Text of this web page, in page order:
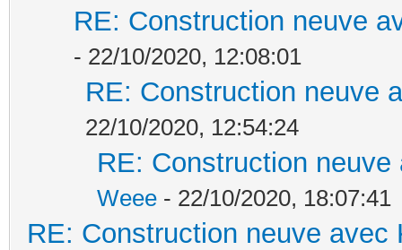
RE: Construction neuve
- 22/10/2020, 12:08:01
RE: Construction neuve
22/10/2020, 12:54:24
RE: Construction
Weee - 22/10/2020, 18:07:41
RE: Construction neuve avec